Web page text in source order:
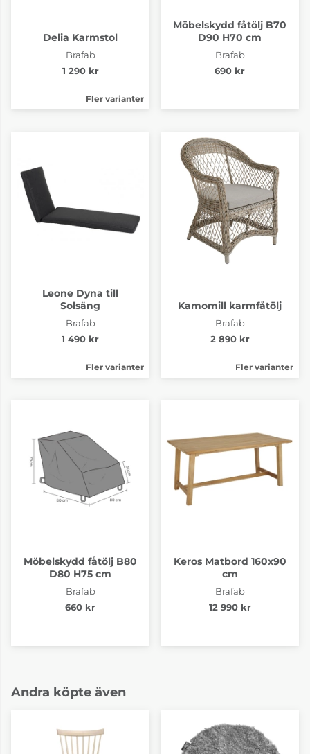
Delia Karmstol
Brafab
1 290 kr
Fler varianter
Möbelskydd fåtölj B70
D90 H70 cm
Brafab
690 kr
Leone Dyna till
Solsäng
Brafab
1 490 kr
Fler varianter
Kamomill karmfåtölj
Brafab
2 890 kr
Fler varianter
Möbelskydd fåtölj B80
D80 H75 cm
Brafab
660 kr
Keros Matbord 160x90
cm
Brafab
12 990 kr
Andra köpte även